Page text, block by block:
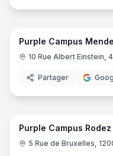
Purple Campus Mende
10 Rue Albert Einstein,
Partager
Purple Campus Rodez
5 Rue de Bruxelles,